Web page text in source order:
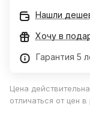
Нашли
Хочу в
Гарантия 5
Цена
отличаться от цен